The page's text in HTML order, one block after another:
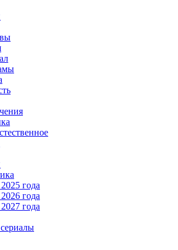
года
года
года